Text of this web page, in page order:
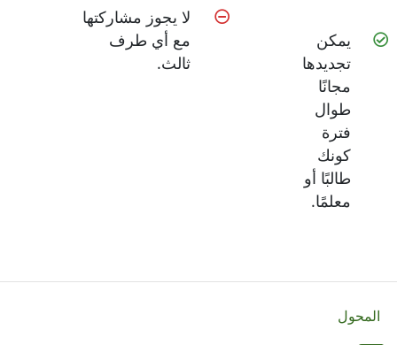
يمكن
تجديدها
مجانًا
طوال
فترة
كونك
طالبًا أو
معلمًا.
لا يجوز مشاركتها
مع أي طرف
ثالث.
المحول